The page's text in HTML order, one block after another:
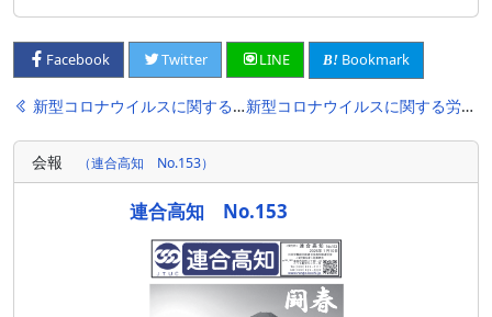
Facebook Twitter LINE Bookmark
投
稿
ナ
新型コロナウイルスに関する労働相談Q&A(2020年5月28日現在) 新型コロナウイルスに関する労働相談Q&A(12月23日現在)
会報 （連合高知 No.153）
連合高知 No.153